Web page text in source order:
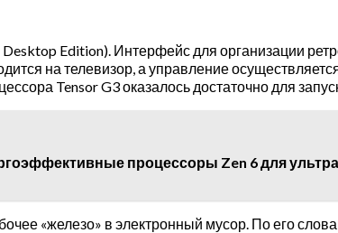
Edition). Интерфейс для организации
на телевизор, а управление
Tensor G3 оказалось достаточно для
процессоры Zen 6 для
«железо» в электронный мусор. По его